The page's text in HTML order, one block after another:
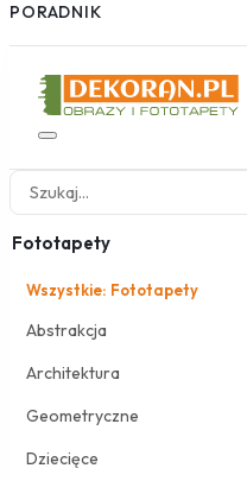
PORADNIK
Fototapety
Wszystkie: Fototapety
Abstrakcja
Architektura
Geometryczne
Dziecięce